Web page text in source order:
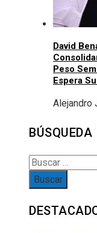
David
Peso
Espera
Alejandro
BÚSQUEDA
Buscar: